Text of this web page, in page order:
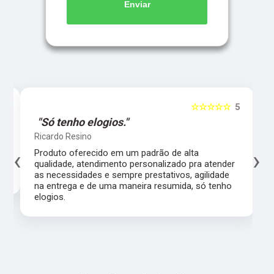
Enviar
5
☆☆☆☆☆
"Só tenho elogios."
Ricardo Resino
Produto oferecido em um padrão de alta
qualidade, atendimento personalizado pra atender
as necessidades e sempre prestativos, agilidade
na entrega e de uma maneira resumida, só tenho
elogios.
‹ ›